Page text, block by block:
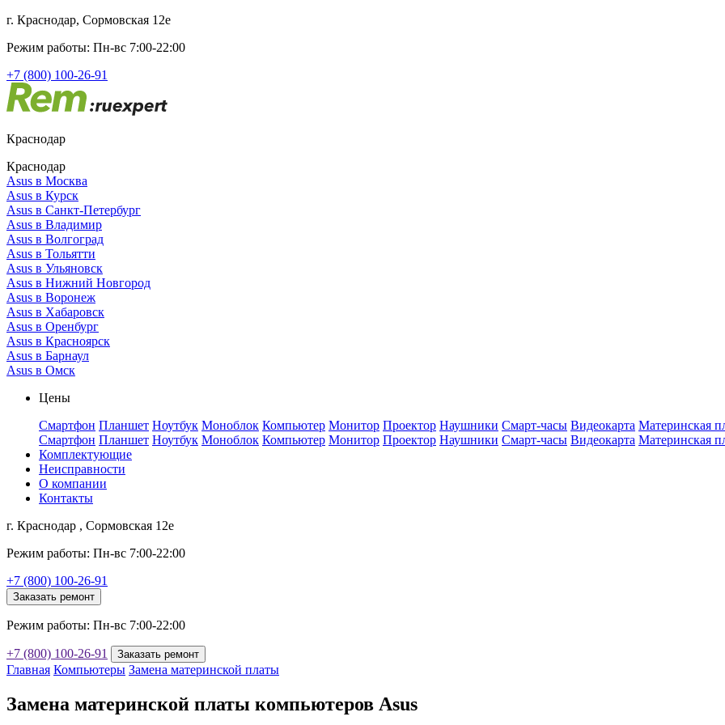
г. Краснодар, Сормовская 12е
Режим работы: Пн-вс 7:00-22:00
+7 (800) 100-26-91
Краснодар
Краснодар
Asus в Москва
Asus в Курск
Asus в Санкт-Петербург
Asus в Владимир
Asus в Волгоград
Asus в Тольятти
Asus в Ульяновск
Asus в Нижний Новгород
Asus в Воронеж
Asus в Хабаровск
Asus в Оренбург
Asus в Красноярск
Asus в Барнаул
Asus в Омск
Цены
Смартфон Планшет Ноутбук Моноблок Компьютер Монитор Проектор Наушники Смарт-часы Видеокарта Материнская
Смартфон Планшет Ноутбук Моноблок Компьютер Монитор Проектор Наушники Смарт-часы Видеокарта Материнская
Комплектующие
Неисправности
О компании
Контакты
г. Краснодар , Сормовская 12е
Режим работы: Пн-вс 7:00-22:00
+7 (800) 100-26-91
Заказать ремонт
Режим работы: Пн-вс 7:00-22:00
+7 (800) 100-26-91 Заказать ремонт
Главная Компьютеры Замена материнской платы
Замена материнской платы компьютеров Asus